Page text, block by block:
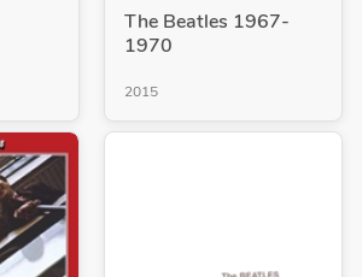
The Beatles 1967-
1970
2015